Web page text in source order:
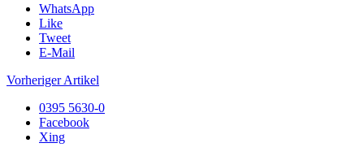
WhatsApp
Like
Tweet
E-Mail
Vorheriger Artikel
0395 5630-0
Facebook
Xing